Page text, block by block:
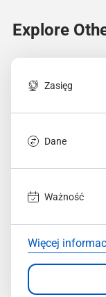
Explore
Zasięg
Dane
Ważność
Więcej